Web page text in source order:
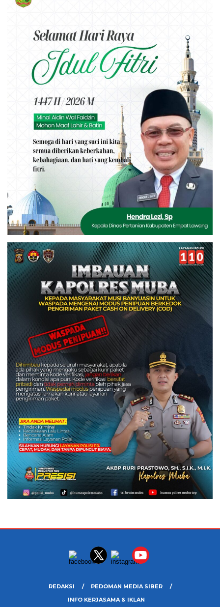
REDAKSI
PEDOMAN MEDIA SIBER
INFO KERJASAMA & IKLAN